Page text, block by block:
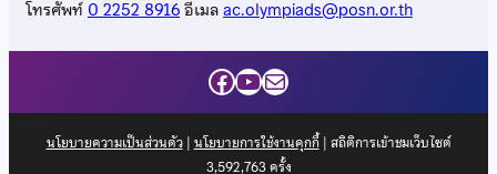
โทรศัพท์0 2252 8916อีเมลac.olympiads@posn.or.th
Facebook
YouTube
Mail
นโยบายความเป็นส่วนตัว| นโยบายการใช้งานคุกกี้| สถิติการเข้าชมเว็บไซต์
3,592,763ครั้ง